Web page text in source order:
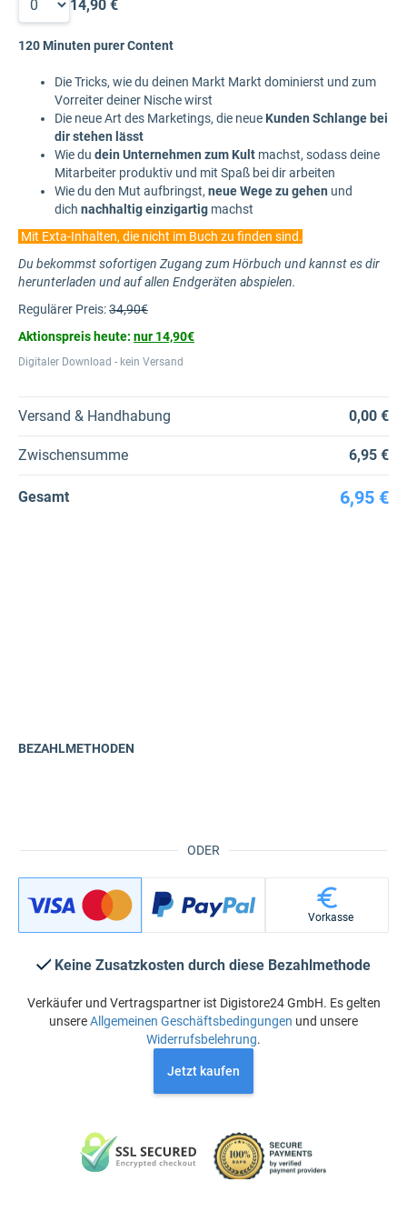
14,90 €
120 Minuten purer Content
Die Tricks, wie du deinen Markt Markt dominierst und zum
Vorreiter deiner Nische wirst
Die neue Art des Marketings, die neue Kunden Schlange bei
dir stehen lässt
Wie du dein Unternehmen zum Kult machst, sodass deine
Mitarbeiter produktiv und mit Spaß bei dir arbeiten
Wie du den Mut aufbringst, neue Wege zu gehen und
dich nachhaltig einzigartig machst
Mit Exta-Inhalten, die nicht im Buch zu finden sind.
Du bekommst sofortigen Zugang zum Hörbuch und kannst es dir
herunterladen und auf allen Endgeräten abspielen.
Regulärer Preis:34,90€
Aktionspreis heute: nur 14,90€
Digitaler Download - kein Versand
Versand & Handhabung 0,00 €
Zwischensumme 6,95 €
Gesamt 6,95 €
ODER
BEZAHLMETHODEN
Vorkasse
Keine Zusatzkosten durch diese Bezahlmethode
Verkäufer und Vertragspartner ist Digistore24 GmbH. Es gelten
unsereAllgemeinen Geschäftsbedingungen und unsere
Widerrufsbelehrung.
Jetzt kaufen